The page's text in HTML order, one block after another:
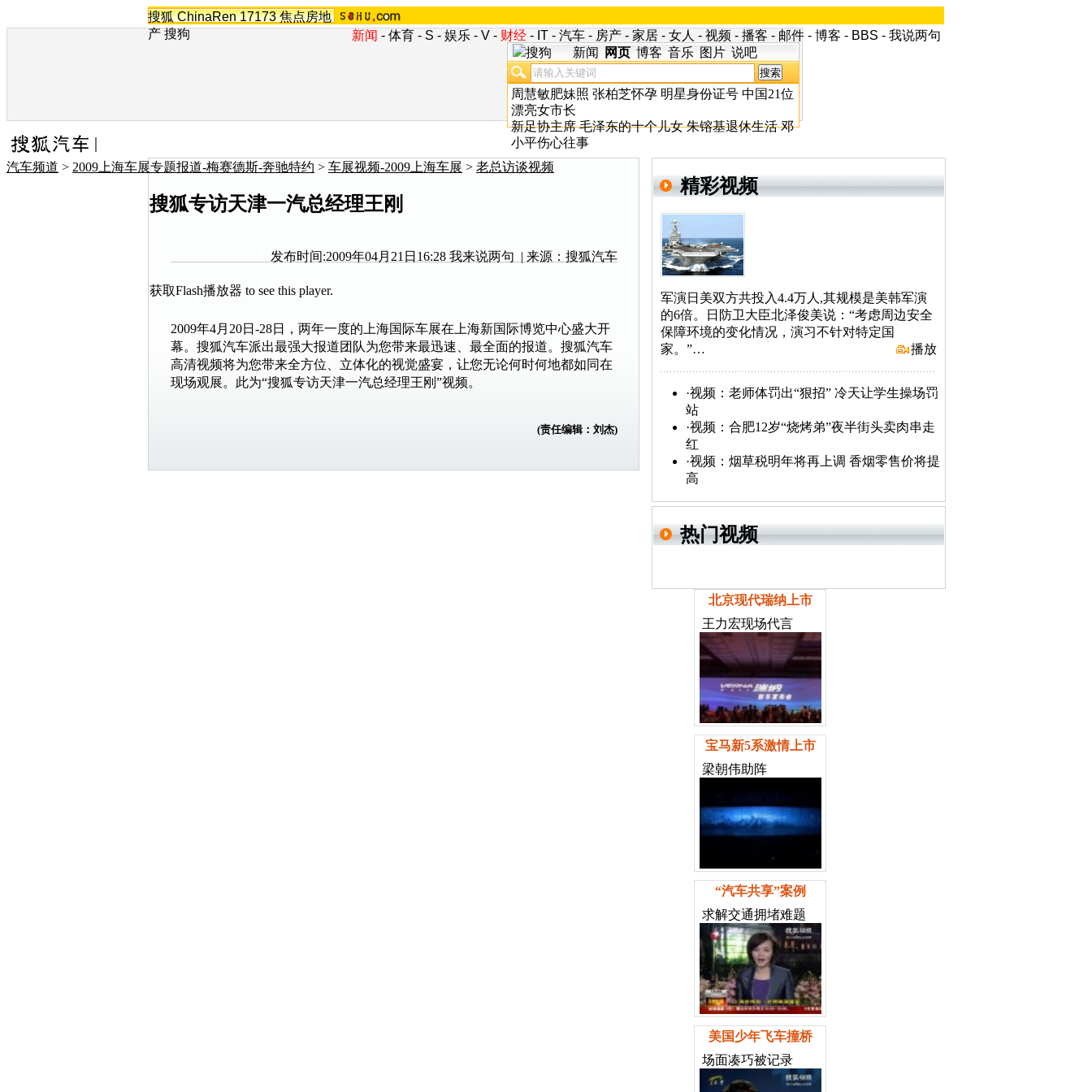
搜狐 ChinaRen 17173 焦点房地
产 搜狗 新闻 - 体育 - S - 娱乐 - V - 财经 - IT - 汽车 - 房产 - 家居 - 女人 - 视频 - 播客 - 邮件 - 博客 - BBS - 我说两句
新闻
网页 博客 音乐 图片 说吧
周慧敏肥妹照 张柏芝怀孕 明星身份证号 中国21位
漂亮女市长
新足协主席 毛泽东的十个儿女 朱镕基退休生活 邓
小平伤心往事
汽车频道 > 2009上海车展专题报道-梅赛德斯-奔驰特约 > 车展视频-2009上海车展 > 老总访谈视频
搜狐专访天津一汽总经理王刚
发布时间:2009年04月21日16:28 我来说两句 | 来源：搜狐汽车
获取Flash播放器 to see this player.
2009年4月20日-28日，两年一度的上海国际车展在上海新国际博览中心盛大开
幕。搜狐汽车派出最强大报道团队为您带来最迅速、最全面的报道。搜狐汽车
高清视频将为您带来全方位、立体化的视觉盛宴，让您无论何时何地都如同在
现场观展。此为“搜狐专访天津一汽总经理王刚”视频。
(责任编辑：刘杰)
精彩视频
军演日美双方共投入4.4万人,其规模是美韩军演
的6倍。日防卫大臣北泽俊美说：“考虑周边安全
保障环境的变化情况，演习不针对特定国
家。”…
播放
·视频：老师体罚出“狠招” 冷天让学生操场罚
站
·视频：合肥12岁“烧烤弟”夜半街头卖肉串走
红
·视频：烟草税明年将再上调 香烟零售价将提
高
热门视频
北京现代瑞纳上市
王力宏现场代言
宝马新5系激情上市
梁朝伟助阵
“汽车共享”案例
求解交通拥堵难题
美国少年飞车撞桥
场面凑巧被记录